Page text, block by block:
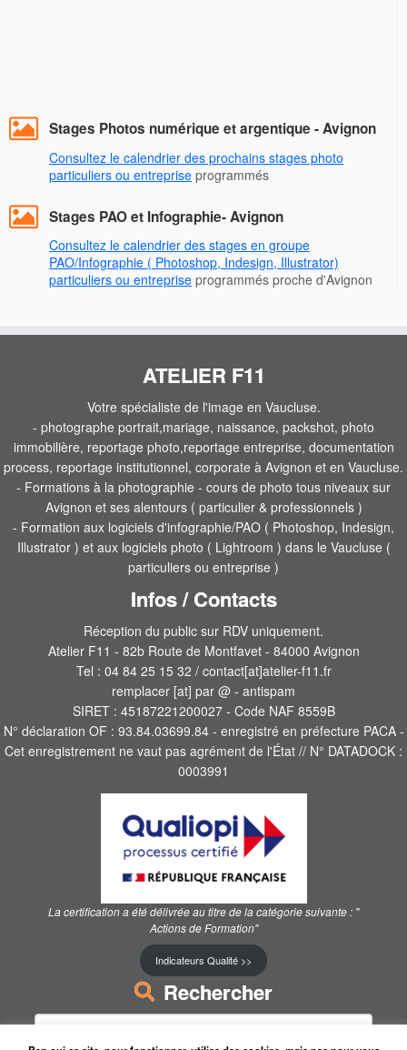
Stages Photos numérique et argentique - Avignon
Consultez le calendrier des prochains stages photo
particuliers ou entreprise programmés
Stages PAO et Infographie- Avignon
Consultez le calendrier des stages en groupe
PAO/Infographie ( Photoshop, Indesign, Illustrator)
particuliers ou entreprise programmés proche d'Avignon
ATELIER F11
Votre spécialiste de l'image en Vaucluse.
- photographe portrait,mariage, naissance, packshot, photo
immobilière, reportage photo,reportage entreprise, documentation
process, reportage institutionnel, corporate à Avignon et en Vaucluse.
- Formations à la photographie - cours de photo tous niveaux sur
Avignon et ses alentours ( particulier & professionnels )
- Formation aux logiciels d'infographie/PAO ( Photoshop, Indesign,
Illustrator ) et aux logiciels photo ( Lightroom ) dans le Vaucluse (
particuliers ou entreprise )
Infos / Contacts
Réception du public sur RDV uniquement.
Atelier F11 - 82b Route de Montfavet - 84000 Avignon
Tel : 04 84 25 15 32 / contact[at]atelier-f11.fr
remplacer [at] par @ - antispam
SIRET : 45187221200027 - Code NAF 8559B
N° déclaration OF : 93.84.03699.84 - enregistré en préfecture PACA -
Cet enregistrement ne vaut pas agrément de l'État // N° DATADOCK :
0003991
La certification a été délivrée au titre de la catégorie suivante : "
Actions de Formation"
Indicateurs Qualité >>
Rechercher
Rechercher :